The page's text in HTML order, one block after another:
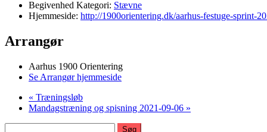
Begivenhed Kategori: Stævne
Hjemmeside: http://1900orientering.dk/aarhus-festuge-sprint-
Arrangør
Aarhus 1900 Orientering
Se Arrangør hjemmeside
« Træningsløb
Mandagstræning og spisning 2021-09-06 »